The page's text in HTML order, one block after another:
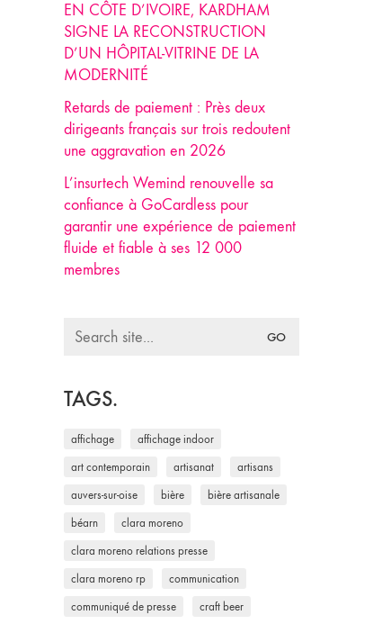
EN CÔTE D’IVOIRE, KARDHAM
SIGNE LA RECONSTRUCTION
D’UN HÔPITAL-VITRINE DE LA
MODERNITÉ
Retards de paiement : Près deux
dirigeants français sur trois redoutent
une aggravation en 2026
L’insurtech Wemind renouvelle sa
confiance à GoCardless pour
garantir une expérience de paiement
fluide et fiable à ses 12 000
membres
Search
TAGS.
affichage affichage indoor
art contemporain artisanat artisans
auvers-sur-oise bière bière artisanale
béarn clara moreno
clara moreno relations presse
clara moreno rp communication
communiqué de presse craft beer